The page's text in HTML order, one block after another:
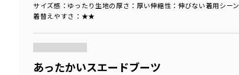
サイズ感 ：ゆったり 生地の厚さ ：厚い伸縮性 ：伸びない着用シーン
着替えやすさ ：★★
あったかいスエードブーツ